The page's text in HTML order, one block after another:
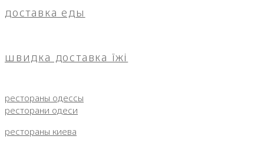
доставка еды
швидка доставка їжі
рестораны одессы
ресторани одеси
рестораны киева